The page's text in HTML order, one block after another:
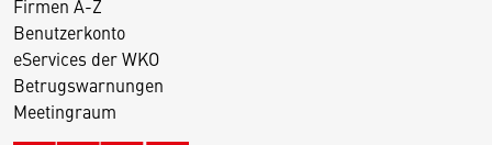
Firmen A-Z
Benutzerkonto
eServices der WKO
Betrugswarnungen
Meetingraum